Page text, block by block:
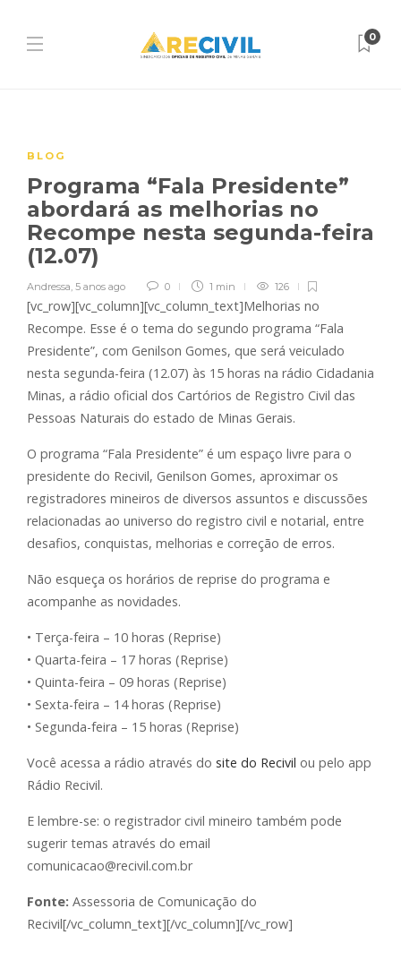
0
BLOG
Programa “Fala Presidente”
abordará as melhorias no
Recompe nesta segunda-feira
(12.07)
Andressa, 5 anos ago 0 1 min 126
[vc_row][vc_column][vc_column_text]Melhorias no
Recompe. Esse é o tema do segundo programa “Fala
Presidente”, com Genilson Gomes, que será veiculado
nesta segunda-feira (12.07) às 15 horas na rádio Cidadania
Minas, a rádio oficial dos Cartórios de Registro Civil das
Pessoas Naturais do estado de Minas Gerais.
O programa “Fala Presidente” é um espaço livre para o
presidente do Recivil, Genilson Gomes, aproximar os
registradores mineiros de diversos assuntos e discussões
relacionadas ao universo do registro civil e notarial, entre
desafios, conquistas, melhorias e correção de erros.
Não esqueça os horários de reprise do programa e
acompanhe as novidades.
• Terça-feira – 10 horas (Reprise)
• Quarta-feira – 17 horas (Reprise)
• Quinta-feira – 09 horas (Reprise)
• Sexta-feira – 14 horas (Reprise)
• Segunda-feira – 15 horas (Reprise)
Você acessa a rádio através do site do Recivil ou pelo app
Rádio Recivil.
E lembre-se: o registrador civil mineiro também pode
sugerir temas através do email
comunicacao@recivil.com.br
Fonte: Assessoria de Comunicação do
Recivil[/vc_column_text][/vc_column][/vc_row]